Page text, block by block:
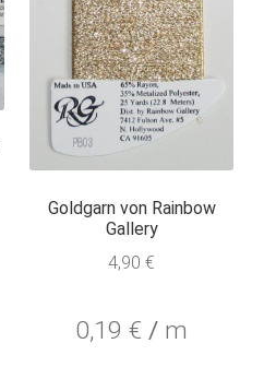
Goldgarn von Rainbow
Gallery
4,90€
0,19€ / m